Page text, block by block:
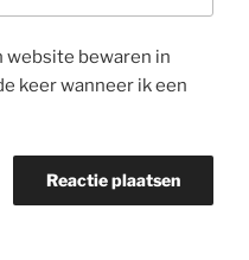
website bewaren in
keer wanneer ik een